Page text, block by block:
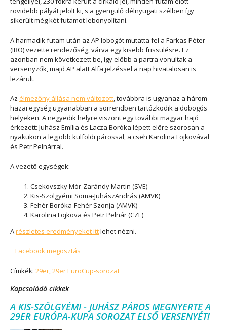
rövidebb pályát jelölt ki, s a gyengülő délnyugati szélben így
sikerült még két futamot lebonyolítani.
A harmadik futam után az AP lobogót mutatta fel a Farkas Péter
(IRO) vezette rendezőség, várva egy kisebb frissülésre. Ez
azonban nem következett be, így előbb a partra vonultak a
versenyzők, majd AP alatt Alfa jelzéssel a nap hivatalosan is
lezárult.
Az élmezőny állása nem változott, továbbra is ugyanaz a három
hazai egység ugyanabban a sorrendben tartózkodik a dobogós
helyeken. A negyedik helyre viszont egy további magyar hajó
érkezett: Juhász Emília és Lacza Boróka lépett előre szorosan a
nyakukon a legjobb külföldi párossal, a cseh Karolina Lojkovával
és Petr Pelnárral.
A vezető egységek:
Csekovszky Mór-Zarándy Martin (SVE)
Kis-Szölgyémi Soma-JuhászAndrás (AMVK)
Fehér Boróka-Fehér Szonja (AMVK)
Karolina Lojkova és Petr Pelnár (CZE)
Arészletes eredményeket ittlehet nézni.
Facebook megosztás
Címkék: 29er,29er EuroCup-sorozat
Kapcsolódó cikkek
A KIS-SZÖLGYÉMI - JUHÁSZ PÁROS MEGNYERTE A
29ER EURÓPA-KUPA SOROZAT ELSŐ VERSENYÉT!